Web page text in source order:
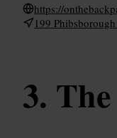
https://
199